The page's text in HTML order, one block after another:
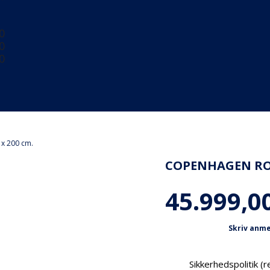
200 cm.
COPENHAGEN
Skriv
Sikkerhedspolitik